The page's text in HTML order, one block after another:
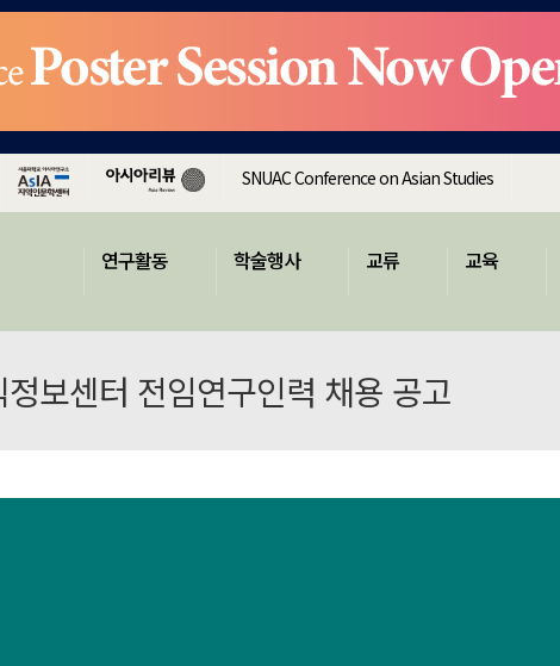
SNUAC Conference on Asian Studies
연구활동 학술행사 교류 교육
보센터 전임연구인력 채용 공고